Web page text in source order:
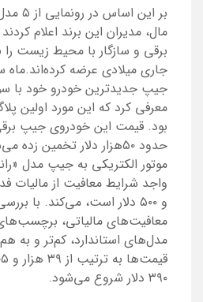
بر
مال، مدیران این برند اعلام
برقی و سازگار با محیط زیست
جیپ جدیدترین خودرو خود با
معرفی کرد که این مورد اولین
بود. قیمت این خودروی جیپ
حدود ۵۰هزار دلار تخمین زده می‌شود
و ۵۰۰ دلار است، می‌کند. با
معافیت‌های مالیاتی،
مدل‌های استاندارد، کم‌تر و به
۳۹۰ دلار شروع می‌شود.